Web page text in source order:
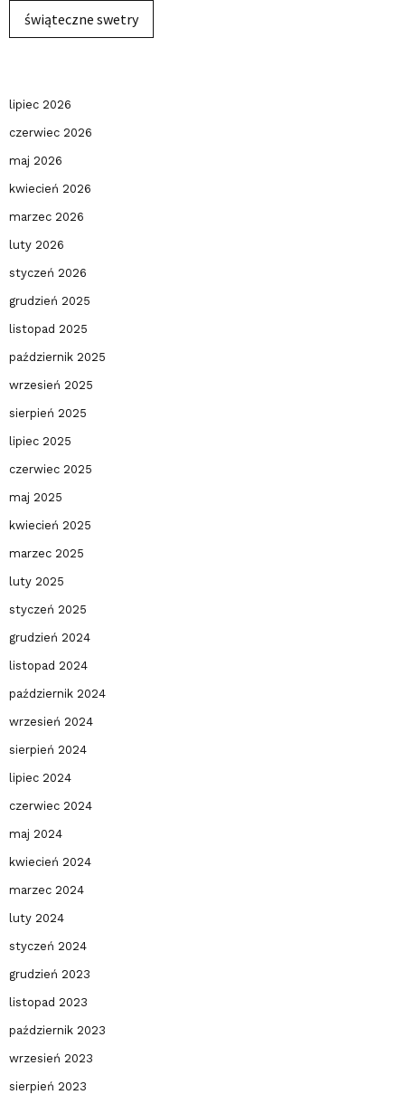
świąteczne swetry
lipiec 2026
czerwiec 2026
maj 2026
kwiecień 2026
marzec 2026
luty 2026
styczeń 2026
grudzień 2025
listopad 2025
październik 2025
wrzesień 2025
sierpień 2025
lipiec 2025
czerwiec 2025
maj 2025
kwiecień 2025
marzec 2025
luty 2025
styczeń 2025
grudzień 2024
listopad 2024
październik 2024
wrzesień 2024
sierpień 2024
lipiec 2024
czerwiec 2024
maj 2024
kwiecień 2024
marzec 2024
luty 2024
styczeń 2024
grudzień 2023
listopad 2023
październik 2023
wrzesień 2023
sierpień 2023